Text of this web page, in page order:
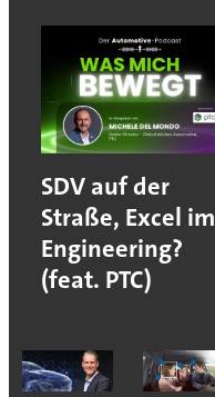
SDV auf der
Straße, Excel im
Engineering?
(feat. PTC)